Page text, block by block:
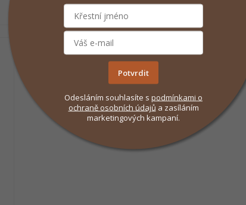
Obsahují extrakt z aloe (0,1 %) a jemné čisticí
složky pro každodenní použití.
Potvrdit
Odesláním souhlasíte s podmínkami o
ochraně osobních údajů a zasíláním
marketingových kampaní.